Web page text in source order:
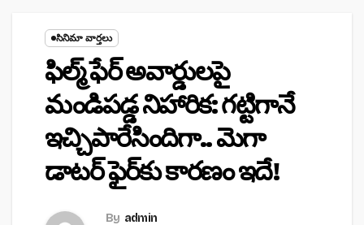
సినిమా వార్తలు
ఫిల్మ్ ఫేర్ అవార్డులపై
మండిపడ్డ నిహారిక: గట్టిగానే
ఇచ్చిపారేసిందిగా.. మెగా
డాటర్ ఫైర్‌కు కారణం ఇదే!
By admin